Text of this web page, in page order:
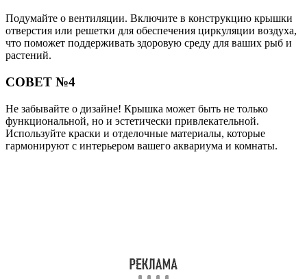
Подумайте о вентиляции. Включите в конструкцию крышки
отверстия или решетки для обеспечения циркуляции воздуха,
что поможет поддерживать здоровую среду для ваших рыб и
растений.
СОВЕТ №4
Не забывайте о дизайне! Крышка может быть не только
функциональной, но и эстетически привлекательной.
Используйте краски и отделочные материалы, которые
гармонируют с интерьером вашего аквариума и комнаты.